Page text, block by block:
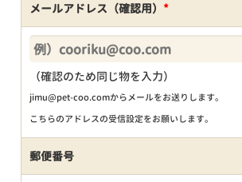
メールアドレス（確認用） *
（確認のため同じ物を入力）
jimu@pet-coo.comからメールをお送りします。
こちらのアドレスの受信設定をお願いします。
郵便番号